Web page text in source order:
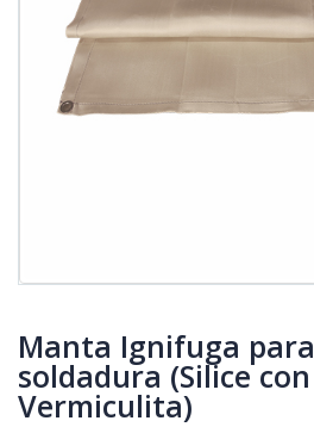
Manta Ignifuga para
soldadura (Silice con
Vermiculita)